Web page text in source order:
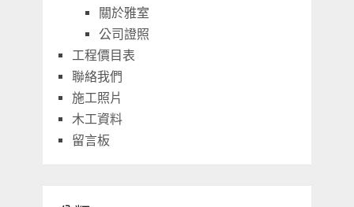
關於雅室
公司證照
工程價目表
聯絡我們
施工照片
木工資料
留言板